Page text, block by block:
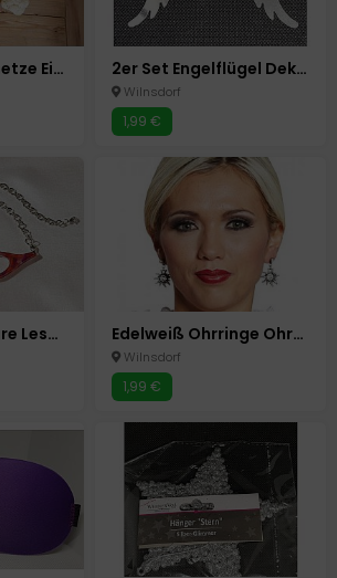
3er Set Einkausnetze Einkaufsnetz Tasche Einkaufstaschen Obst+Gemüse Netze 2er Set Engelflügel Deko Flügel für Gläser und Kerzen Windlichter Shabby Chic
Wilnsdorf
1,99 €
Damen Klappbare Lesebrille mit Umhänge Kette +3,5 dpt Faltbar Lese Brille Lupe Edelweiß Ohrringe Ohrstecker Kostüm Oktoberfest Fasching Karneval
Wilnsdorf
1,99 €